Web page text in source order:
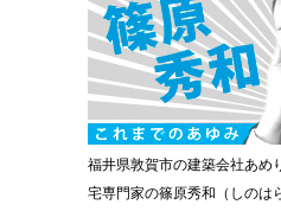
福井県敦賀市の建築会社あめ
宅専門家の篠原秀和（しのは